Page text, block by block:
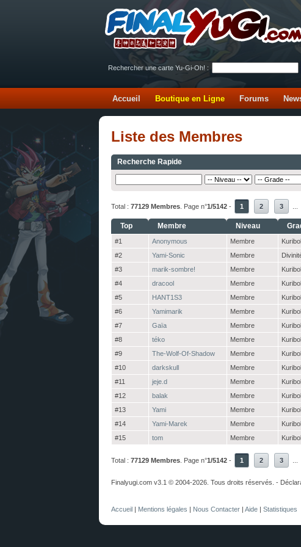
Rechercher une carte Yu-Gi-Oh! :
Accueil Boutique en Ligne Forums
Liste des Membres
Recherche Rapide
Total : 77129 Membres . Page n°1/5142 - 1 2 3
Top Membre Niveau
#1 Anonymous Membre
#2
Yami-Sonic Membre
#3
marik-sombre! Membre
#4
dracool Membre
#5
HANT1S3 Membre
#6
Yamimarik Membre
#7
Gaïa Membre
#8
téko Membre
#9
The-Wolf-Of-Shadow Membre
#10
darkskull Membre
#11
jeje.d Membre
#12
balak Membre
#13
Yami Membre
#14
Yami-Marek Membre
#15
tom Membre
Total : 77129 Membres . Page n°1/5142 - 1 2 3
Finalyugi.com v3.1 © 2004-2026. Tous droits réservés. -
Accueil | Mentions légales | Nous Contacter | Aide | Statistiques